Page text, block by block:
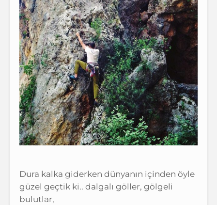
Dura kalka giderken dünyanın içinden öyle
güzel geçtik ki.. dalgalı göller, gölgeli
bulutlar,